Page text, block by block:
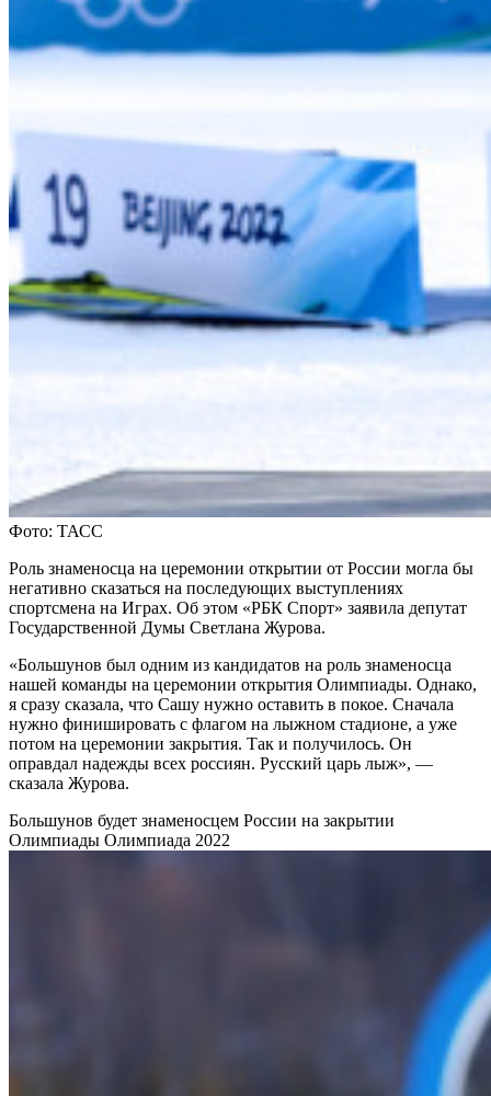
Фото: ТАСС
Роль знаменосца на церемонии открытии от России могла бы
негативно сказаться на последующих выступлениях
спортсмена на Играх. Об этом «РБК Спорт» заявила депутат
Государственной Думы Светлана Журова.
«Большунов был одним из кандидатов на роль знаменосца
нашей команды на церемонии открытия Олимпиады. Однако,
я сразу сказала, что Сашу нужно оставить в покое. Сначала
нужно финишировать с флагом на лыжном стадионе, а уже
потом на церемонии закрытия. Так и получилось. Он
оправдал надежды всех россиян. Русский царь лыж», —
сказала Журова.
Большунов будет знаменосцем России на закрытии
Олимпиады Олимпиада 2022